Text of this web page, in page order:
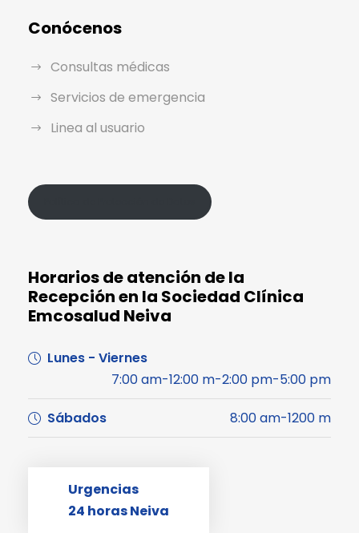
Conócenos
Consultas médicas
Servicios de emergencia
Linea al usuario
Horarios de atención de la
Recepción en la Sociedad Clínica
Emcosalud Neiva
Lunes - Viernes
7:00 am-12:00 m-2:00 pm-5:00 pm
Sábados 8:00 am-1200 m
Urgencias
24 horas Neiva